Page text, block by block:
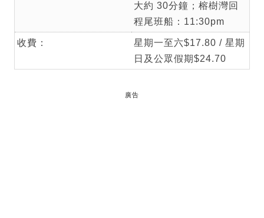
大約 30分鐘；榕樹灣回
程尾班船：11:30pm
收費：
星期一至六$17.80 / 星期
日及公眾假期$24.70
廣告